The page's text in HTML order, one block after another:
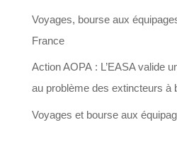
Voyages, bourse aux
France
Action AOPA : L’EASA valide
au problème des extincteurs à
Voyages et bourse aux